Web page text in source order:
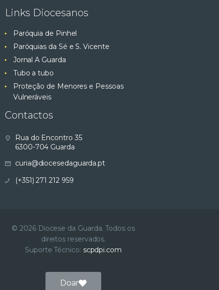
Links Diocesanos
Paróquia de Pinhel
Paróquias da Sé e S. Vicente
Jornal A Guarda
Tubo a tubo
Proteção de Menores e Pessoas
Vulneráveis
Contactos
Rua do Encontro 35
6300-704 Guarda
curia@diocesedaguarda.pt
(+351) 271 212 959
© 2026 Diocese da Guarda. Todos os
direitos reservados.
Suporte Técnico: scpdpi.com
Doar